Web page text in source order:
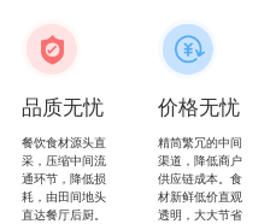
品质无忧
餐饮食材源头直
采，压缩中间流
通环节，降低损
耗，由田间地头
直达餐厅后厨。
价格无忧
精简繁冗的中间
渠道，降低商户
供应链成本。食
材新鲜低价直观
透明，大大节省